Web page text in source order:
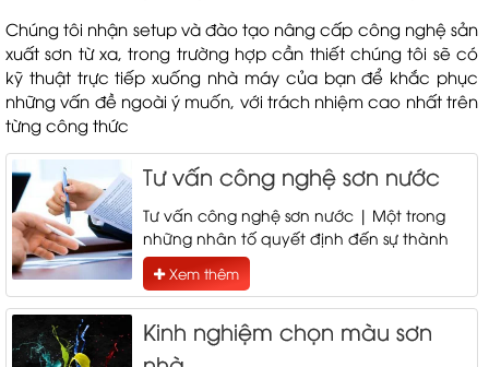
Chúng tôi nhận setup và đào tạo nâng cấp công nghệ sản
xuất sơn từ xa, trong trường hợp cần thiết chúng tôi sẽ có
kỹ thuật trực tiếp xuống nhà máy của bạn để khắc phục
những vấn đề ngoài ý muốn, với trách nhiệm cao nhất trên
từng công thức
Tư vấn công nghệ sơn nước
Tư vấn công nghệ sơn nước | Một trong
những nhân tố quyết định đến sự thành
công của Net Việt là luôn nghiên cứu và
ứng dụng các công nghệ tiên tiến nhất
đạt tiêu chuẩn, để tạo nên những công
thức sơn nước
Xem thêm
Kinh nghiệm chọn màu sơn